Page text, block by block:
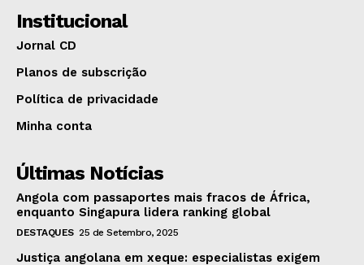
Institucional
Jornal CD
Planos de subscrição
Política de privacidade
Minha conta
Últimas Notícias
Angola com passaportes mais fracos de África,
enquanto Singapura lidera ranking global
DESTAQUES 25 de Setembro, 2025
Justiça angolana em xeque: especialistas exigem